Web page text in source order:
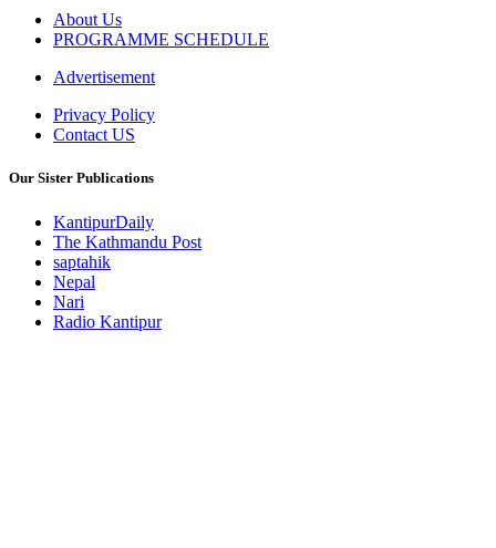
About Us
PROGRAMME SCHEDULE
Advertisement
Privacy Policy
Contact US
Our Sister Publications
KantipurDaily
The Kathmandu Post
saptahik
Nepal
Nari
Radio Kantipur